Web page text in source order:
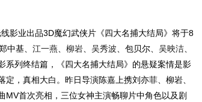
业出品3D魔幻武侠片《四大名捕大结局》将于8
中基、 江一燕 柳岩 吴秀波 、包贝尔、 吴映洁
系列终结篇，《四大名捕大结局》的悬疑案情是影
，真相大白。昨日导演陈嘉上携刘亦菲、柳岩、
首次亮相，三位女神主演畅聊片中角色以及剧